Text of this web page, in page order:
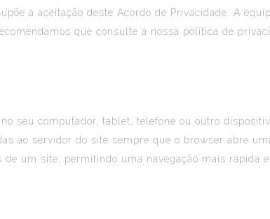
a aceitação deste Acordo de Privacidade. A
que consulte a nossa política de
seu computador, tablet, telefone ou outro
ao servidor do site sempre que o browser abre
um site, permitindo uma navegação mais rápida